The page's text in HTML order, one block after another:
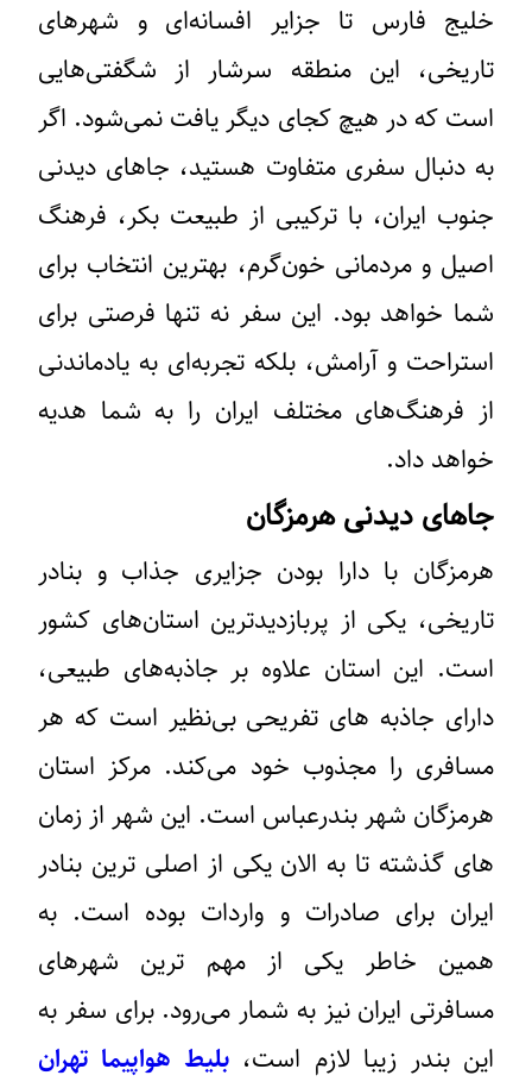
خلیج فارس تا جزایر افسانه‌ای و شهرهای
تاریخی، این منطقه سرشار از شگفتی‌هایی
است که در هیچ کجای دیگر یافت نمی‌شود. اگر
به دنبال سفری متفاوت هستید، جاهای دیدنی
جنوب ایران، با ترکیبی از طبیعت بکر، فرهنگ
اصیل و مردمانی خون‌گرم، بهترین انتخاب برای
شما خواهد بود. این سفر نه تنها فرصتی برای
استراحت و آرامش، بلکه تجربه‌ای به یادماندنی
از فرهنگ‌های مختلف ایران را به شما هدیه
خواهد داد.
جاهای دیدنی هرمزگان
هرمزگان با دارا بودن جزایری جذاب و بنادر
تاریخی، یکی از پربازدیدترین استان‌های کشور
است. این استان علاوه بر جاذبه‌های طبیعی،
دارای جاذبه های تفریحی بی‌نظیر است که هر
مسافری را مجذوب خود می‌کند. مرکز استان
هرمزگان شهر بندرعباس است. این شهر از زمان
های گذشته تا به الان یکی از اصلی ترین بنادر
ایران برای صادرات و واردات بوده است. به
همین خاطر یکی از مهم ترین شهرهای
مسافرتی ایران نیز به شمار می‌رود. برای سفر به
این بندر زیبا لازم است،بلیط هواپیما تهران